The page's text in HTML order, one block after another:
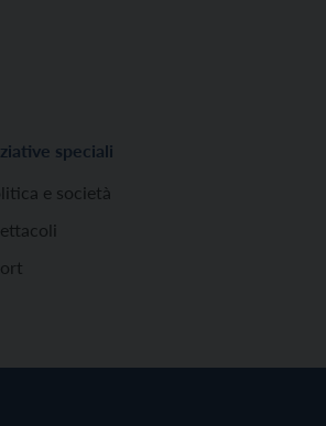
speciali
e società